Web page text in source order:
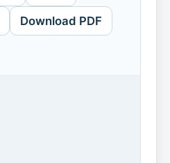
Download PDF